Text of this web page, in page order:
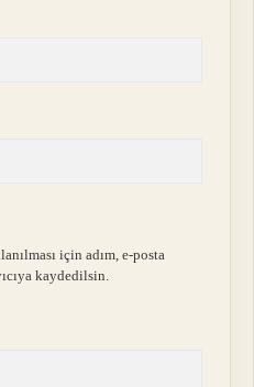
için adım, e-posta
kaydedilsin.